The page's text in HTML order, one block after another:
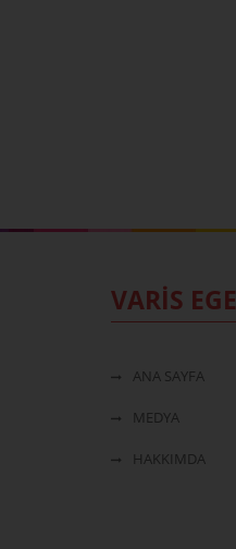
VARİS EGE
ANA SAYFA
MEDYA
HAKKIMDA